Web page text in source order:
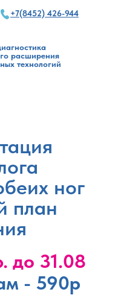
расширения
технологий
+7(8452) 426-944
+7(8452) 426-944
ног
план
до 31.08
- 590р